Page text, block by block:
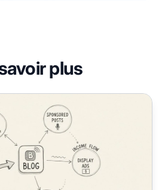
plus
blog avec le marketing